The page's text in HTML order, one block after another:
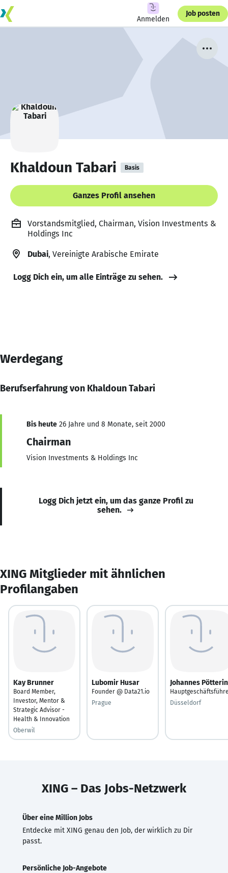
Anmelden
Job posten
Khaldoun Tabari Basis
Ganzes Profil ansehen
Vorstandsmitglied, Chairman, Vision Investments &
Holdings Inc
Dubai, Vereinigte Arabische Emirate
Logg Dich ein, um alle Einträge zu sehen.
Werdegang
Berufserfahrung von Khaldoun Tabari
Bis heute 26 Jahre und 8 Monate, seit 2000
Chairman
Vision Investments & Holdings Inc
Logg Dich jetzt ein, um das ganze Profil zu
sehen.
XING Mitglieder mit ähnlichen
Profilangaben
Kay Brunner
Board Member,
Investor, Mentor &
Strategic Advisor -
Health & Innovation
Oberwil
Lubomir Husar
Founder @ Data21.io
Prague
Johannes
Düsseldorf
XING – Das Jobs-Netzwerk
Über eine Million Jobs
Entdecke mit XING genau den Job, der wirklich zu Dir
passt.
Persönliche Job-Angebote